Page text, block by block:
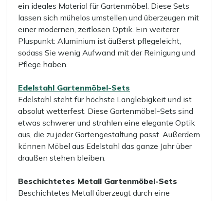
ein ideales Material für Gartenmöbel. Diese Sets
lassen sich mühelos umstellen und überzeugen mit
einer modernen, zeitlosen Optik. Ein weiterer
Pluspunkt: Aluminium ist äußerst pflegeleicht,
sodass Sie wenig Aufwand mit der Reinigung und
Pflege haben.
Edelstahl Gartenmöbel-Sets
Edelstahl steht für höchste Langlebigkeit und ist
absolut wetterfest. Diese Gartenmöbel-Sets sind
etwas schwerer und strahlen eine elegante Optik
aus, die zu jeder Gartengestaltung passt. Außerdem
können Möbel aus Edelstahl das ganze Jahr über
draußen stehen bleiben.
Beschichtetes Metall Gartenmöbel-Sets
Beschichtetes Metall überzeugt durch eine